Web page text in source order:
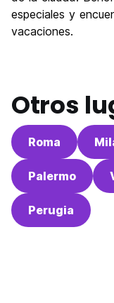
Calidad Precio
especiales y
vacaciones.
Otros
Roma
Palermo
Perugia